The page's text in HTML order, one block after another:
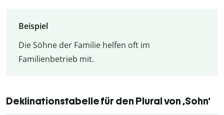
Beispiel
Die Söhne der Familie helfen oft im
Familienbetrieb mit.
Deklinationstabelle für den Plural von ‚Sohn‘